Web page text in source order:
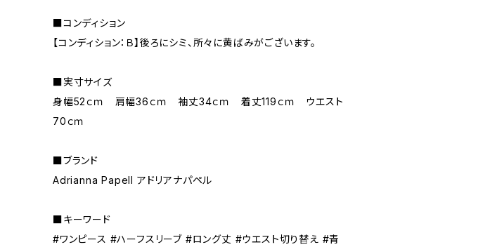
■コンディション
【コンディション：Ｂ】後ろにシミ、所々に黄ばみがございます。
■実寸サイズ
身幅52ｃｍ 肩幅36ｃｍ 袖丈34ｃｍ 着丈119ｃｍ ウエスト
70ｃｍ
■ブランド
Adrianna Papell アドリアナパペル
■キーワード
#ワンピース #ハーフスリーブ #ロング丈 #ウエスト切り替え #青